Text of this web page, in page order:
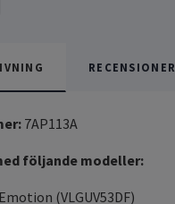
RECENSIONER
7AP113A
följande modeller:
(VLGUV53DF)